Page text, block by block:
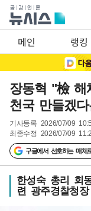
메인 랭킹
장동혁 "檢 해
천국 만들겠
기사등록 2026/07/09
최종수정 2026/07/09
구글에서 선호하는 매체
한성숙 총리 회
련 광주경찰청